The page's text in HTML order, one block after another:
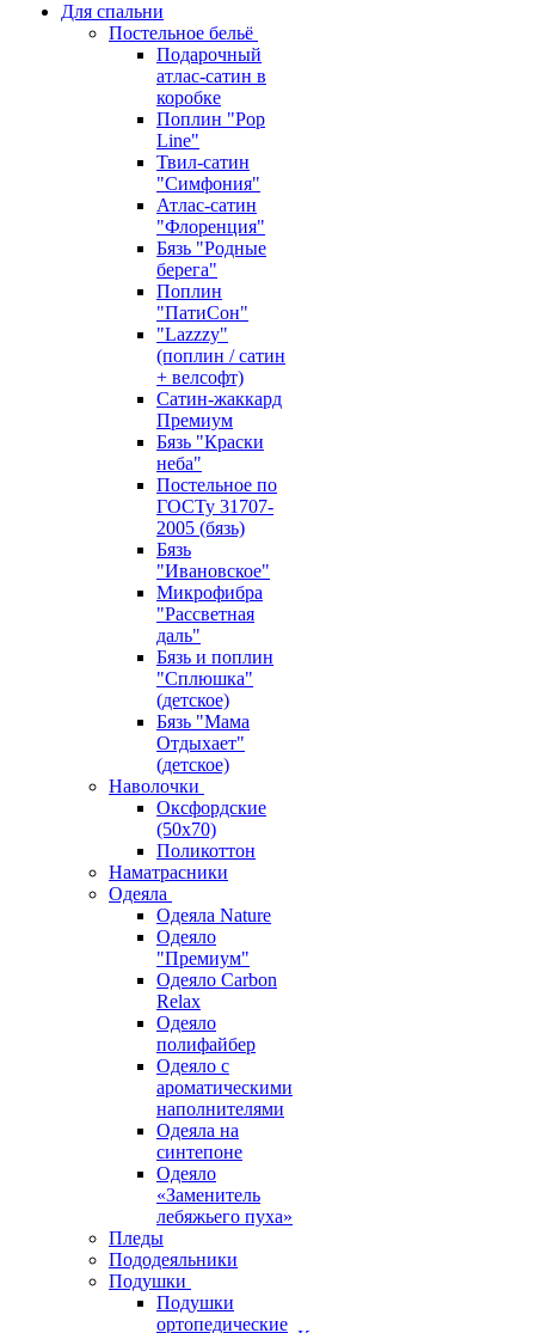
Для спальни
Постельное бельё
Подарочный
атлас-сатин в
коробке
Поплин "Pop
Line"
Твил-сатин
"Симфония"
Атлас-сатин
"Флоренция"
Бязь "Родные
берега"
Поплин
"ПатиСон"
"Lazzzy"
(поплин / сатин
+ велсофт)
Сатин-жаккард
Премиум
Бязь "Краски
неба"
Постельное по
ГОСТу 31707-
2005 (бязь)
Бязь
"Ивановское"
Микрофибра
"Рассветная
даль"
Бязь и поплин
"Сплюшка"
(детское)
Бязь "Мама
Отдыхает"
(детское)
Наволочки
Оксфордские
(50х70)
Поликоттон
Наматрасники
Одеяла
Одеяла Nature
Одеяло
"Премиум"
Одеяло Carbon
Relax
Одеяло
полифайбер
Одеяло с
ароматическими
наполнителями
Одеяла на
синтепоне
Одеяло
«Заменитель
лебяжьего пуха»
Пледы
Пододеяльники
Подушки
Подушки
ортопедические